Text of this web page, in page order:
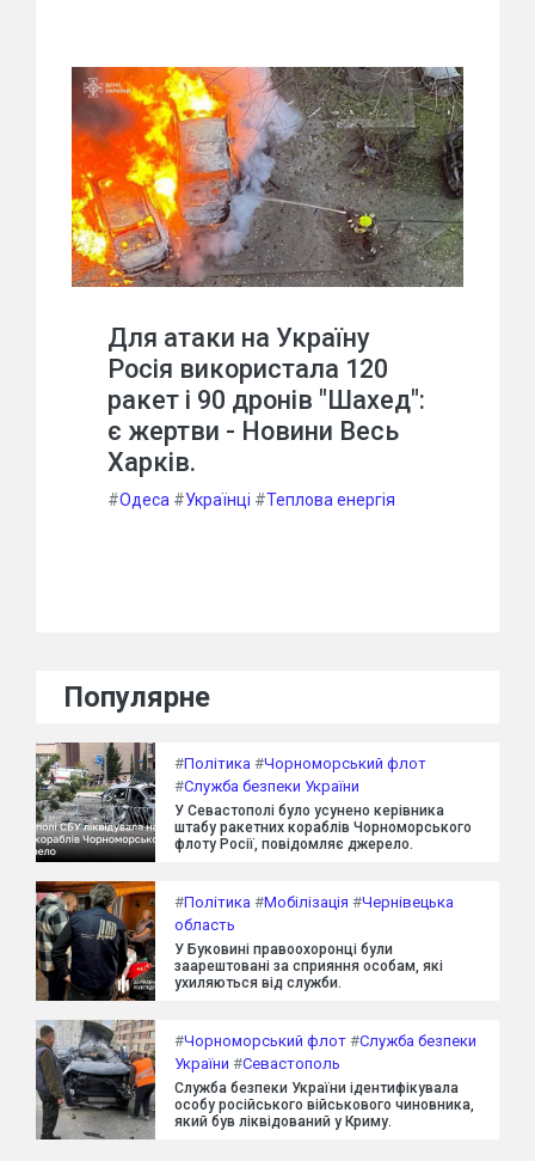
Для атаки на Україну
Росія використала 120
ракет і 90 дронів "Шахед":
є жертви - Новини Весь
Харків.
#Одеса #Українці #Теплова енергія
Популярне
#Політика #Чорноморський флот
#Служба безпеки України
У Севастополі було усунено керівника
штабу ракетних кораблів Чорноморського
флоту Росії, повідомляє джерело.
#Політика #Мобілізація #Чернівецька
область
У Буковині правоохоронці були
заарештовані за сприяння особам, які
ухиляються від служби.
#Чорноморський флот #Служба безпеки
України #Севастополь
Служба безпеки України ідентифікувала
особу російського військового чиновника,
який був ліквідований у Криму.